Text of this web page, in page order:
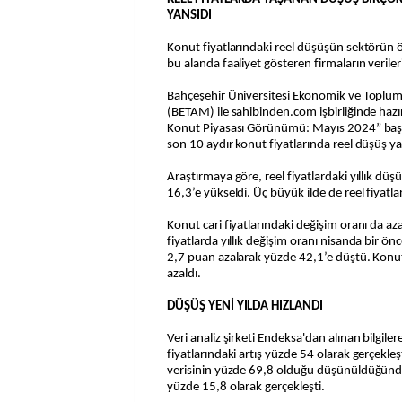
YANSIDI
Konut fiyatlarındaki reel düşüşün sektörün
bu alanda faaliyet gösteren firmaların
Bahçeşehir Üniversitesi Ekonomik ve
(BETAM) ile sahibinden.com işbirliğinde
Konut Piyasası Görünümü: Mayıs 2024”
son 10 aydır konut fiyatlarında reel düşüş
Araştırmaya göre, reel fiyatlardaki yıllık
16,3’e yükseldi. Üç büyük ilde de reel
Konut cari fiyatlarındaki değişim oranı da
fiyatlarda yıllık değişim oranı nisanda bir
2,7 puan azalarak yüzde 42,1’e düştü.
azaldı.
DÜŞÜŞ YENİ YILDA HIZLANDI
Veri analiz şirketi Endeksa'dan alınan
fiyatlarındaki artış yüzde 54 olarak
verisinin yüzde 69,8 olduğu
yüzde 15,8 olarak gerçekleşti.